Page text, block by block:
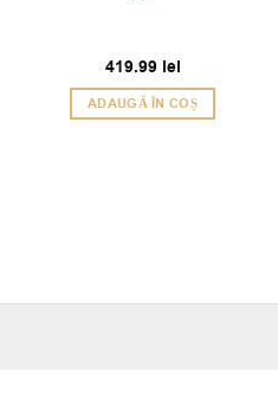
419.99 lei
ADAUGĂ ÎN COȘ